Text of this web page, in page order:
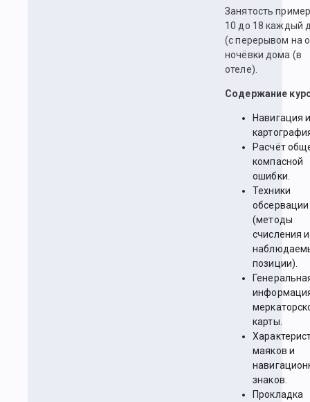
Занятость
10 до 18 каждый
(с перерывом на
ночёвки дома (в
отеле).
Содержание
Навигация
Расчёт
компасной
ошибки.
Техники
обсервации
(методы
счисления и
позиции).
карты.
маяков и
знаков.
Прокладка